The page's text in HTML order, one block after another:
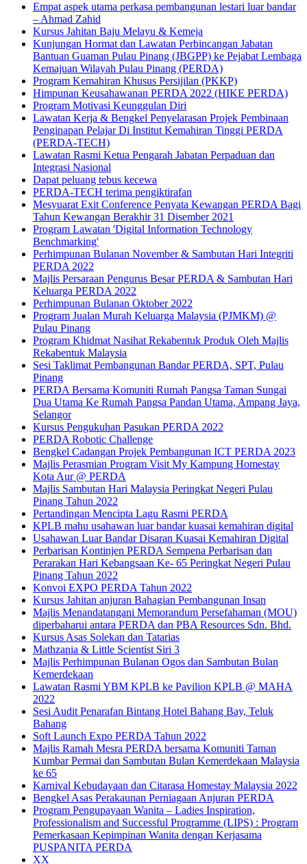
Empat aspek utama perkasa pembangunan lestari luar bandar
– Ahmad Zahid
Kursus Jahitan Baju Melayu & Kemeja
Kunjungan Hormat dan Lawatan Perbincangan Jabatan
Bantuan Guaman Pulau Pinang (JBGPP) ke Pejabat Lembaga
Kemajuan Wilayah Pulau Pinang (PERDA)
Program Kemahiran Khusus Persijilan (PKKP)
Himpunan Keusahawanan PERDA 2022 (HIKE PERDA)
Program Motivasi Keunggulan Diri
Lawatan Kerja & Bengkel Penyelarasan Projek Pembinaan
Penginapan Pelajar Di Institut Kemahiran Tinggi PERDA
(PERDA-TECH)
Lawatan Rasmi Ketua Pengarah Jabatan Perpaduan dan
Integrasi Nasional
Dapat peluang tebus kecewa
PERDA-TECH terima pengiktirafan
Mesyuarat Exit Conference Penyata Kewangan PERDA Bagi
Tahun Kewangan Berakhir 31 Disember 2021
Program Lawatan 'Digital Information Technology
Benchmarking'
Perhimpunan Bulanan November & Sambutan Hari Integriti
PERDA 2022
Majlis Persaraan Pengurus Besar PERDA & Sambutan Hari
Keluarga PERDA 2022
Perhimpunan Bulanan Oktober 2022
Program Jualan Murah Keluarga Malaysia (PJMKM) @
Pulau Pinang
Program Khidmat Nasihat Rekabentuk Produk Oleh Majlis
Rekabentuk Malaysia
Sesi Taklimat Pembangunan Bandar PERDA, SPT, Pulau
Pinang
PERDA Bersama Komuniti Rumah Pangsa Taman Sungai
Dua Utama Ke Rumah Pangsa Pandan Utama, Ampang Jaya,
Selangor
Kursus Pengukuhan Pasukan PERDA 2022
PERDA Robotic Challenge
Bengkel Cadangan Projek Pembangunan ICT PERDA 2023
Majlis Perasmian Program Visit My Kampung Homestay
Kota Aur @ PERDA
Majlis Sambutan Hari Malaysia Peringkat Negeri Pulau
Pinang Tahun 2022
Pertandingan Mencipta Lagu Rasmi PERDA
KPLB mahu usahawan luar bandar kuasai kemahiran digital
Usahawan Luar Bandar Disaran Kuasai Kemahiran Digital
Perbarisan Kontinjen PERDA Sempena Perbarisan dan
Perarakan Hari Kebangsaan Ke- 65 Peringkat Negeri Pulau
Pinang Tahun 2022
Konvoi EXPO PERDA Tahun 2022
Kursus Jahitan anjuran Bahagian Pembangunan Insan
Majlis Menandatangani Memorandum Persefahaman (MOU)
diperbaharui antara PERDA dan PBA Resources Sdn. Bhd.
Kursus Asas Solekan dan Tatarias
Mathzania & Little Scientist Siri 3
Majlis Perhimpunan Bulanan Ogos dan Sambutan Bulan
Kemerdekaan
Lawatan Rasmi YBM KPLB ke Pavilion KPLB @ MAHA
2022
Sesi Audit Penarafan Bintang Hotel Bahang Bay, Teluk
Bahang
Soft Launch Expo PERDA Tahun 2022
Majlis Ramah Mesra PERDA bersama Komuniti Taman
Kumbar Permai dan Sambutan Bulan Kemerdekaan Malaysia
ke 65
Karnival Kebudayaan dan Citarasa Homestay Malaysia 2022
Bengkel Asas Perakaunan Perniagaan Anjuran PERDA
Program Pengupayaan Wanita – Ladies Inspiration,
Professionalism and Successful Programme (LIPS) : Program
Pemerkasaan Kepimpinan Wanita dengan Kerjasama
PUSPANITA PERDA
XX